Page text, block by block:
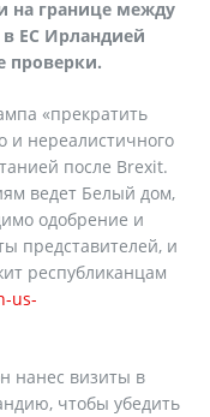
на границе между
ЕС Ирландией
проверки.
«прекратить
и нереалистичного
после Brexit.
ведет Белый дом,
одобрение и
представителей, и
республиканцам
us-
нанес визиты в
чтобы убедить